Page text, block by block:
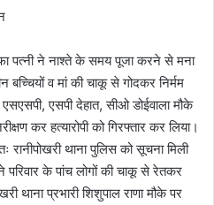
पत्नी ने नाश्ते के समय पूजा करने से मना
बच्चियों व मां की चाकू से गोदकर निर्मम
एसपी देहात, सीओ डोईवाला मौके
कर हत्यारोपी को गिरफ्तार कर लिया।
थाना पुलिस को सूचना मिली
परिवार के पांच लोगों की चाकू से रेतकर
थाना प्रभारी शिशुपाल राणा मौके पर